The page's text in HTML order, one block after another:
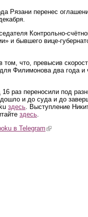
Рязани перенес
Контрольно-
и бывшего вице-
том, что, превысив
Филимонова два года и
раз переносили под
и до суда и до
здесь . Выступление
здесь
в Telegram (link is external)